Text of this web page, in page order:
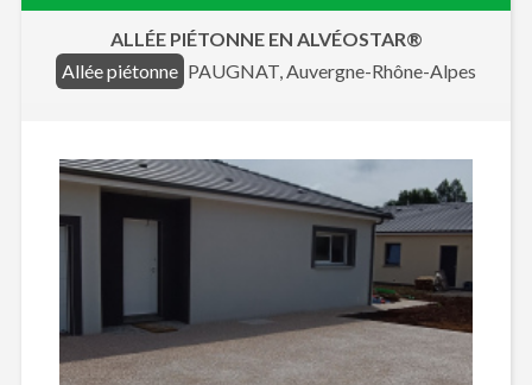
ALLÉE PIÉTONNE EN ALVÉOSTAR®
Allée piétonne PAUGNAT, Auvergne-Rhône-Alpes